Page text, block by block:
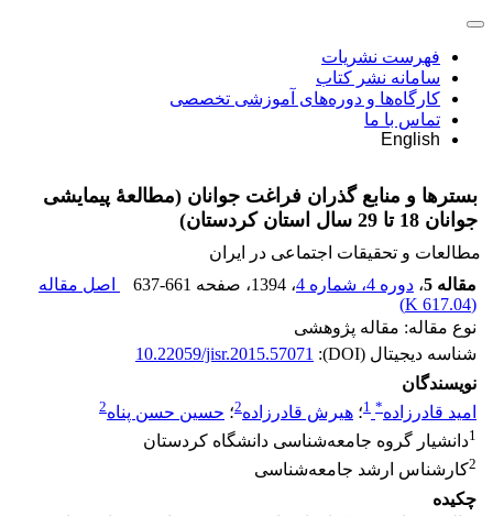
فهرست نشریات
سامانه نشر کتاب
کارگاه‌ها و دوره‌های آموزشی تخصصی
تماس با ما
English
بسترها و منابع گذران فراغت جوانان (مطالعۀ پیمایشی
جوانان 18 تا 29 سال استان کردستان)
مطالعات و تحقیقات اجتماعی در ایران
مقاله 5
، دوره 4، شماره 4 ، 1394 ، صفحه 637-661
اصل مقاله
(
617.04 K
)
نوع مقاله: مقاله پژوهشی
شناسه دیجیتال (DOI):
10.22059/jisr.2015.57071
نویسندگان
امید قادرزاده*
1؛ هیرش قادرزاده2؛ حسین حسن پناه2
1دانشیار گروه جامعه‌شناسی دانشگاه کردستان
2کارشناس ارشد جامعه‌شناسی
چکیده